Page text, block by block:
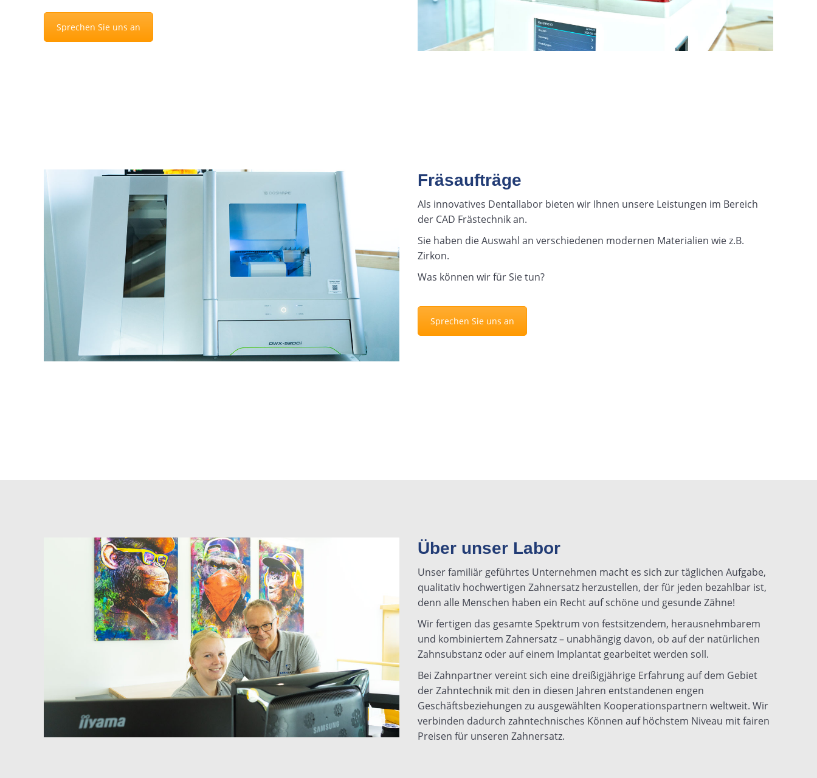
Sprechen Sie uns an
Fräsaufträge
Als innovatives Dentallabor bieten wir Ihnen unsere Leistungen im Bereich
der CAD Frästechnik an.
Sie haben die Auswahl an verschiedenen modernen Materialien wie z.B.
Zirkon.
Was können wir für Sie tun?
Sprechen Sie uns an
Über unser Labor
Unser familiär geführtes Unternehmen macht es sich zur täglichen Aufgabe,
qualitativ hochwertigen Zahnersatz herzustellen, der für jeden bezahlbar ist,
denn alle Menschen haben ein Recht auf schöne und gesunde Zähne!
Wir fertigen das gesamte Spektrum von festsitzendem, herausnehmbarem
und kombiniertem Zahnersatz – unabhängig davon, ob auf der natürlichen
Zahnsubstanz oder auf einem Implantat gearbeitet werden soll.
Bei Zahnpartner vereint sich eine dreißigjährige Erfahrung auf dem Gebiet
der Zahntechnik mit den in diesen Jahren entstandenen engen
Geschäftsbeziehungen zu ausgewählten Kooperationspartnern weltweit. Wir
verbinden dadurch zahntechnisches Können auf höchstem Niveau mit fairen
Preisen für unseren Zahnersatz.